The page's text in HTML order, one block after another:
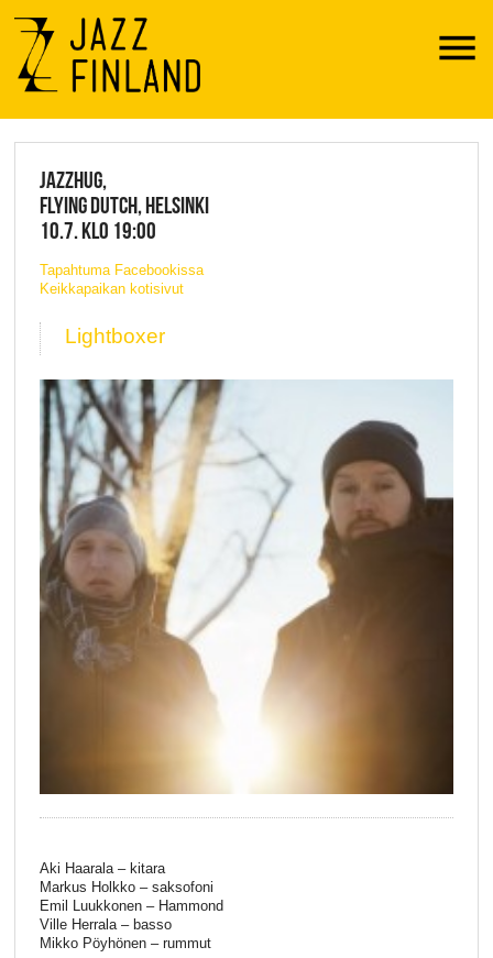
Menu
JAZZ FINLAND LIVE
JAZZHUG,
FLYING DUTCH, HELSINKI
10.7. KLO 19:00
Tapahtuma Facebookissa
Keikkapaikan kotisivut
Lightboxer
Aki Haarala – kitara
Markus Holkko – saksofoni
Emil Luukkonen – Hammond
Ville Herrala – basso
Mikko Pöyhönen – rummut